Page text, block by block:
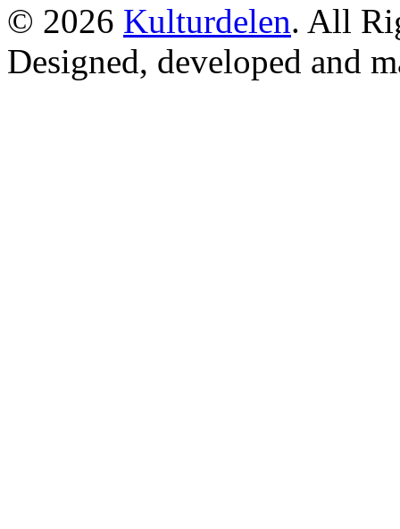
© 2026 Kulturdelen. All
Designed, developed and